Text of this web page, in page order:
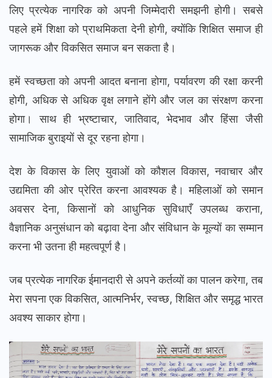
लिए प्रत्येक नागरिक को अपनी जिम्मेदारी समझनी होगी। सबसे
पहले हमें शिक्षा को प्राथमिकता देनी होगी, क्योंकि शिक्षित समाज ही
जागरूक और विकसित समाज बन सकता है।
हमें स्वच्छता को अपनी आदत बनाना होगा, पर्यावरण की रक्षा करनी
होगी, अधिक से अधिक वृक्ष लगाने होंगे और जल का संरक्षण करना
होगा। साथ ही भ्रष्टाचार, जातिवाद, भेदभाव और हिंसा जैसी
सामाजिक बुराइयों से दूर रहना होगा।
देश के विकास के लिए युवाओं को कौशल विकास, नवाचार और
उद्यमिता की ओर प्रेरित करना आवश्यक है। महिलाओं को समान
अवसर देना, किसानों को आधुनिक सुविधाएँ उपलब्ध कराना,
वैज्ञानिक अनुसंधान को बढ़ावा देना और संविधान के मूल्यों का सम्मान
करना भी उतना ही महत्वपूर्ण है।
जब प्रत्येक नागरिक ईमानदारी से अपने कर्तव्यों का पालन करेगा, तब
मेरा सपना एक विकसित, आत्मनिर्भर, स्वच्छ, शिक्षित और समृद्ध भारत
अवश्य साकार होगा।